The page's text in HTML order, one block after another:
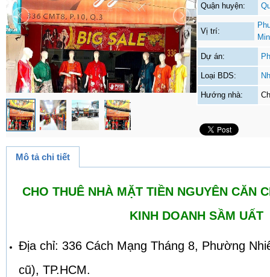
Quận huyện:
Vị trí:
Dự án:
Loại BDS:
Hướng nhà:
Mô tả chi tiết
CHO THUÊ NHÀ MẶT TIỀN NGUYÊN CĂN
KINH DOANH SẦM UẤT
Địa chỉ: 336 Cách Mạng Tháng 8, Phường
cũ), TP.HCM.